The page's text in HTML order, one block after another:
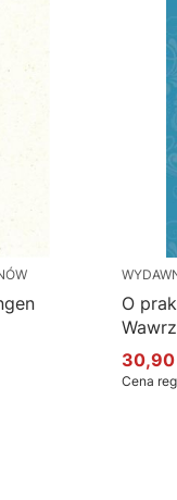
O
Cena
30,90
Cena